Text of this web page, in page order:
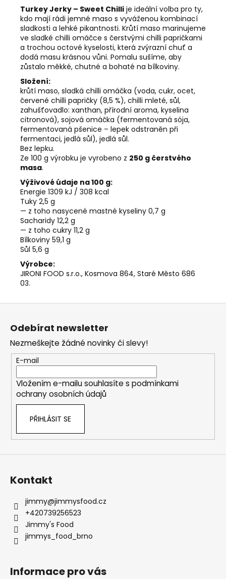
Turkey Jerky – Sweet Chilli je ideální volba pro ty,
kdo mají rádi jemné maso s vyváženou kombinací
sladkosti a lehké pikantnosti. Krůtí maso marinujeme
ve sladké chilli omáčce s čerstvými chilli papričkami
a trochou octové kyselosti, která zvýrazní chuť a
dodá masu krásnou vůni. Pomalu sušíme, aby
zůstalo měkké, chutné a bohaté na bílkoviny.
Složení:
krůtí maso, sladká chilli omáčka (voda, cukr, ocet,
červené chilli papričky (8,5 %), chilli mleté, sůl,
zahušťovadlo: xanthan, přírodní aroma, kyselina
citronová), sojová omáčka (fermentovaná sója,
fermentovaná pšenice – lepek odstraněn při
fermentaci, jedlá sůl), jedlá sůl.
Bez lepku.
Ze 100 g výrobku je vyrobeno z 250 g čerstvého
masa.
Výživové údaje na 100 g:
Energie 1309 kJ / 308 kcal
Tuky 2,5 g
— z toho nasycené mastné kyseliny 0,7 g
Sacharidy 12,2 g
— z toho cukry 11,2 g
Bílkoviny 59,1 g
Sůl 5,6 g
Výrobce:
JIRONI FOOD s.r.o., Kosmova 864, Staré Město 686
03.
TERIYAKI,
85
Kč
Původně:
Z
Odebírat newsletter
Nezmeškejte žádné novinky či slevy!
E-mail
Vložením e-mailu souhlasíte s podmínkami
ochrany osobních údajů
PŘIHLÁSIT SE
Kontakt
jimmy@jimmysfood.cz
+420739256523
Jimmy's Food
jimmys_food_brno
Informace pro vás